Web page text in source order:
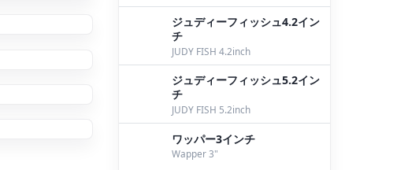
ジュディーフィッシュ4.2イン
チ
JUDY FISH 4.2inch
ジュディーフィッシュ5.2イン
チ
JUDY FISH 5.2inch
ワッパー3インチ
Wapper 3"